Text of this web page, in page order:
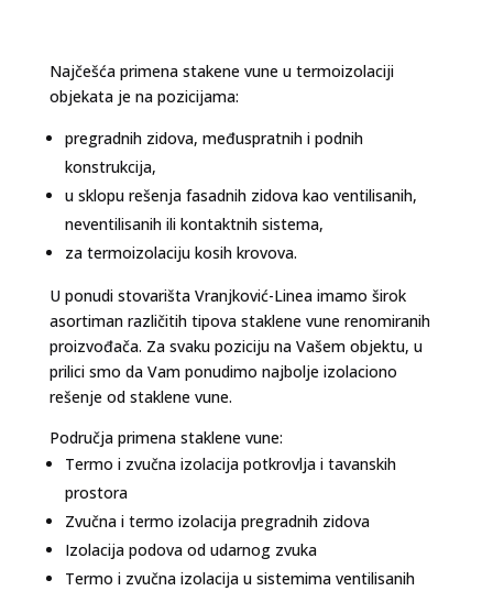
Najčešća primena stakene vune u termoizolaciji
objekata je na pozicijama:
pregradnih zidova, međuspratnih i podnih
konstrukcija,
u sklopu rešenja fasadnih zidova kao ventilisanih,
neventilisanih ili kontaktnih sistema,
za termoizolaciju kosih krovova.
U ponudi stovarišta Vranjković-Linea imamo širok
asortiman različitih tipova staklene vune renomiranih
proizvođača. Za svaku poziciju na Vašem objektu, u
prilici smo da Vam ponudimo najbolje izolaciono
rešenje od staklene vune.
Područja primena staklene vune:
Termo i zvučna izolacija potkrovlja i tavanskih
prostora
Zvučna i termo izolacija pregradnih zidova
Izolacija podova od udarnog zvuka
Termo i zvučna izolacija u sistemima ventilisanih